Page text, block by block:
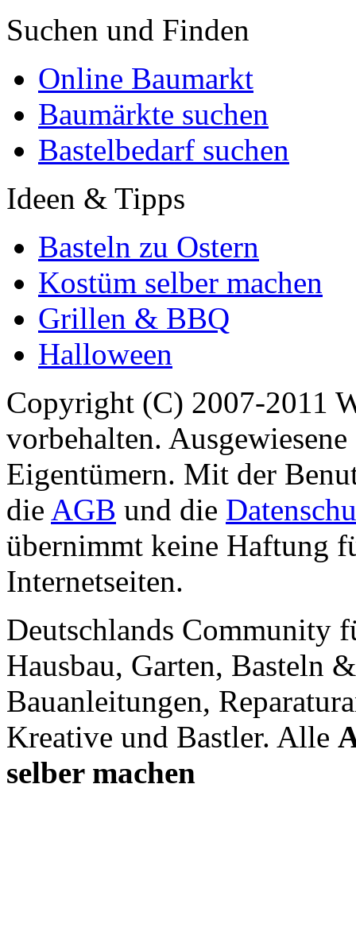
Suchen und Finden
Online Baumarkt
Baumärkte suchen
Bastelbedarf suchen
Ideen & Tipps
Basteln zu Ostern
Kostüm selber machen
Grillen & BBQ
Halloween
Copyright (C) 2007-2011
vorbehalten.
Eigentümern. Mit der
die AGB und die
übernimmt keine Haftung
Internetseiten.
Deutschlands Community
Hausbau, Garten, Basteln
Bauanleitungen,
Kreative und Bastler. Alle
selber machen